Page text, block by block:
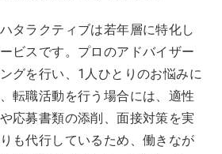
タラクティブは若年層に特化し
ビスです。プロのアドバイザー
グを行い、1人ひとりのお悩みに
転職活動を行う場合には、適性
応募書類の添削、面接対策を実
も代行しているため、働きなが